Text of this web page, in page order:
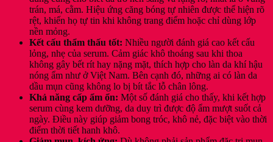
trán, má, cằm. Hiệu ứng căng bóng tự nhiên được thể hiện rõ
rệt, khiến họ tự tin khi không trang điểm hoặc chỉ dùng lớp
nền mỏng.
Kết cấu thẩm thấu tốt: Nhiều người đánh giá cao kết cấu
lỏng, nhẹ của serum. Cảm giác khô thoáng sau khi thoa
không gây bết rít hay nặng mặt, thích hợp cho làn da khí hậu
nóng ẩm như ở Việt Nam. Bên cạnh đó, những ai có làn da
dầu mụn cũng không lo bị bít tắc lỗ chân lông.
Khả năng cấp ẩm ổn: Một số đánh giá cho thấy, khi kết hợp
serum cùng kem dưỡng, da duy trì được độ ẩm mượt suốt cả
ngày. Điều này giúp giảm bong tróc, khô nẻ, đặc biệt vào thời
điểm thời tiết hanh khô.